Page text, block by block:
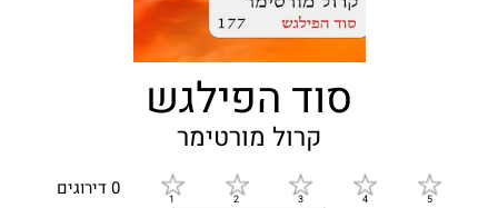
סוד הפילגש
קרול מורטימר
0 דירוגים